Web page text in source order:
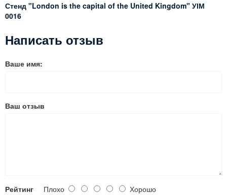
Стенд "London is the capital of the United Kingdom" УІМ
0016
Написать отзыв
Ваше имя:
Ваш отзыв
Рейтинг Плохо Хорошо